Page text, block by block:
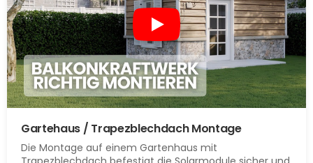
Gartehaus / Trapezblechdach Montage
Die Montage auf einem Gartenhaus mit